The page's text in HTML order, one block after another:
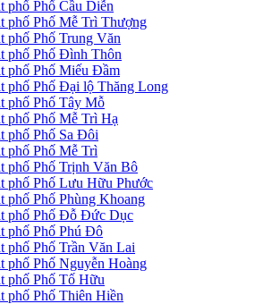
phố Phố Cầu Diễn
phố Phố Mễ Trì Thượng
phố Phố Trung Văn
phố Phố Đình Thôn
phố Phố Miếu Đầm
phố Phố Đại lộ Thăng Long
phố Phố Tây Mỗ
phố Phố Mễ Trì Hạ
phố Phố Sa Đôi
phố Phố Mễ Trì
phố Phố Trịnh Văn Bô
phố Phố Lưu Hữu Phước
phố Phố Phùng Khoang
phố Phố Đỗ Đức Dục
phố Phố Phú Đô
phố Phố Trần Văn Lai
phố Phố Nguyễn Hoàng
phố Phố Tố Hữu
phố Phố Thiên Hiền